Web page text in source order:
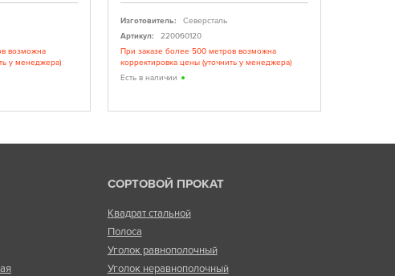
возможна
у менеджера)
Изготовитель:
Северсталь
Артикул:
220060120
При заказе более 500 метров возможна
корректировка цены (уточнить у менеджера)
Есть в наличии
СОРТОВОЙ ПРОКАТ
Квадрат стальной
Полоса
Уголок равнополочный
Уголок неравнополочный